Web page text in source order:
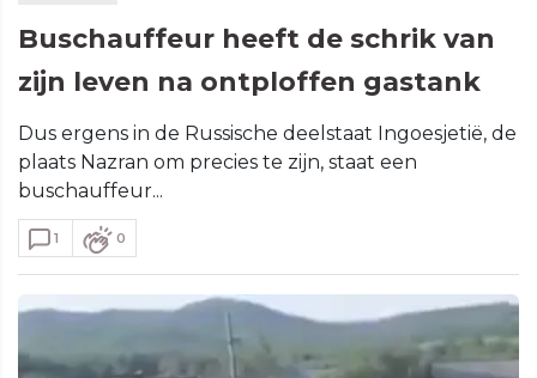
Buschauffeur heeft de schrik van
zijn leven na ontploffen gastank
Dus ergens in de Russische deelstaat Ingoesjetië, de
plaats Nazran om precies te zijn, staat een
buschauffeur...
1 0